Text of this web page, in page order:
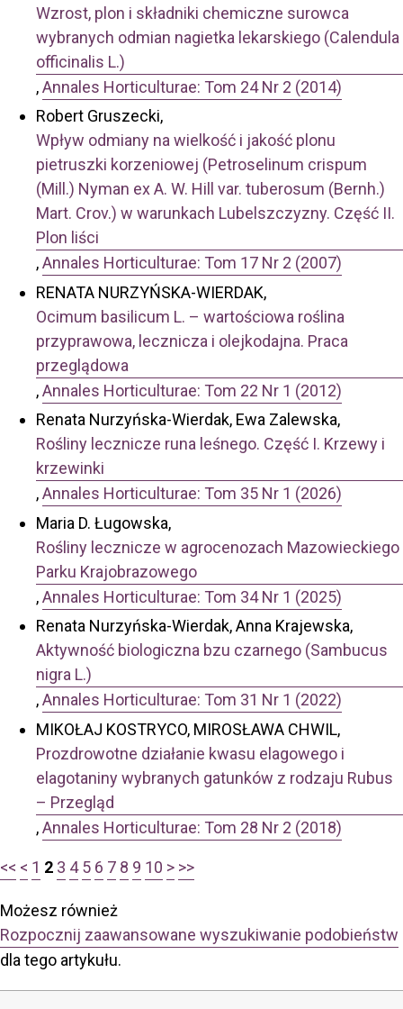
Wzrost, plon i składniki chemiczne surowca
wybranych odmian nagietka lekarskiego (Calendula
officinalis L.)
,Annales Horticulturae: Tom 24 Nr 2 (2014)
Robert Gruszecki,
Wpływ odmiany na wielkość i jakość plonu
pietruszki korzeniowej (Petroselinum crispum
(Mill.) Nyman ex A. W. Hill var. tuberosum (Bernh.)
Mart. Crov.) w warunkach Lubelszczyzny. Część II.
Plon liści
,Annales Horticulturae: Tom 17 Nr 2 (2007)
RENATA NURZYŃSKA-WIERDAK,
Ocimum basilicum L. – wartościowa roślina
przyprawowa, lecznicza i olejkodajna. Praca
przeglądowa
,Annales Horticulturae: Tom 22 Nr 1 (2012)
Renata Nurzyńska-Wierdak, Ewa Zalewska,
Rośliny lecznicze runa leśnego. Część I. Krzewy i
krzewinki
,Annales Horticulturae: Tom 35 Nr 1 (2026)
Maria D. Ługowska,
Rośliny lecznicze w agrocenozach Mazowieckiego
Parku Krajobrazowego
,Annales Horticulturae: Tom 34 Nr 1 (2025)
Renata Nurzyńska-Wierdak, Anna Krajewska,
Aktywność biologiczna bzu czarnego (Sambucus
nigra L.)
,Annales Horticulturae: Tom 31 Nr 1 (2022)
MIKOŁAJ KOSTRYCO, MIROSŁAWA CHWIL,
Prozdrowotne działanie kwasu elagowego i
elagotaniny wybranych gatunków z rodzaju Rubus
– Przegląd
,Annales Horticulturae: Tom 28 Nr 2 (2018)
<< < 1 2 3 4 5 6 7 8 9 10 > >>
Możesz również
Rozpocznij zaawansowane wyszukiwanie podobieństw
dla tego artykułu.